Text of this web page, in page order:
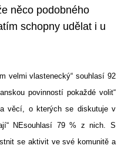
něco podobného
schopny udělat i u
velmi vlastenecký“ souhlasí 92
povinností pokaždé volit“
věcí, o kterých se diskutuje v
NEsouhlasí 79 % z nich. S
se aktivit ve své komunitě a